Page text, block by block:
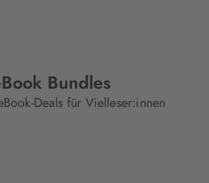
Bundles
Deals für Vielleser:innen